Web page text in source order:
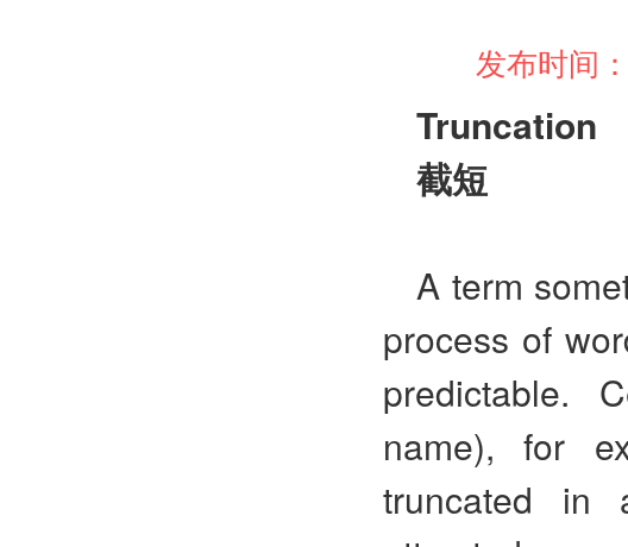
发布时间
Truncation
截短
A term
process of
predictable.
name), for
truncated in